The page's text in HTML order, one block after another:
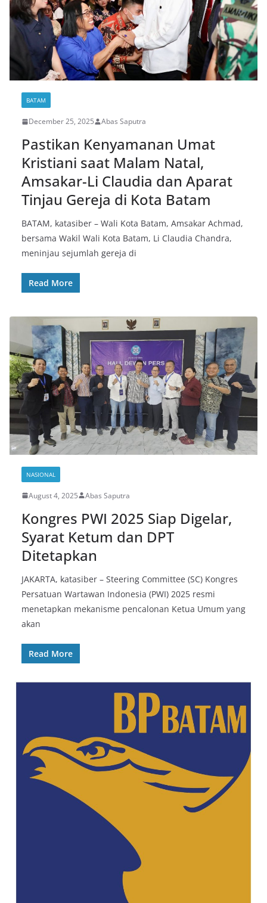
BATAM
December 25, 2025 Abas Saputra
Pastikan Kenyamanan Umat
Kristiani saat Malam Natal,
Amsakar-Li Claudia dan Aparat
Tinjau Gereja di Kota Batam
BATAM, katasiber – Wali Kota Batam, Amsakar Achmad,
bersama Wakil Wali Kota Batam, Li Claudia Chandra,
meninjau sejumlah gereja di
Read More
NASIONAL
August 4, 2025 Abas Saputra
Kongres PWI 2025 Siap Digelar,
Syarat Ketum dan DPT
Ditetapkan
JAKARTA, katasiber – Steering Committee (SC) Kongres
Persatuan Wartawan Indonesia (PWI) 2025 resmi
menetapkan mekanisme pencalonan Ketua Umum yang
akan
Read More